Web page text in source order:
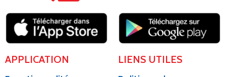
APPLICATION LIENS UTILES